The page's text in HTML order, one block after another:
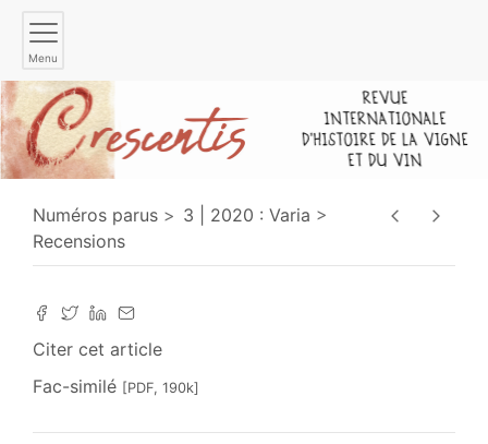
Menu
Numéros parus
3 | 2020 : Varia
Recensions
Citer cet article
Fac-similé [PDF, 190k]